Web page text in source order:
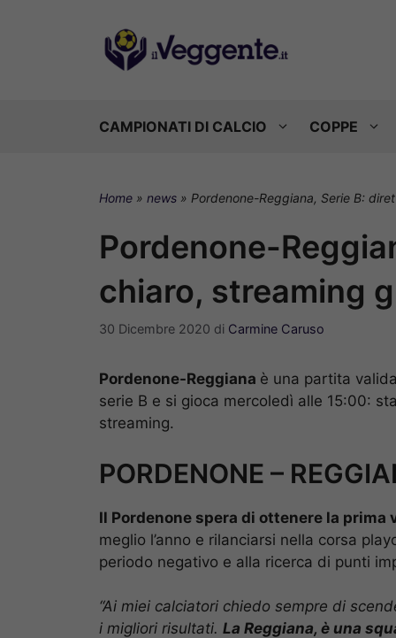
CAMPIONATI DI CALCIO COPPE
Home » news » Pordenone-Reggiana, Serie B:
Pordenone-
chiaro, streaming
30 Dicembre 2020 di Carmine Caruso
Pordenone-Reggiana è una partita
serie B e si gioca mercoledì alle 15:00:
streaming.
PORDENONE –
Il Pordenone spera di ottenere la
meglio l’anno e rilanciarsi nella corsa
periodo negativo e alla ricerca di punti
“Ai miei calciatori chiedo sempre di
i migliori risultati. La Reggiana, è una